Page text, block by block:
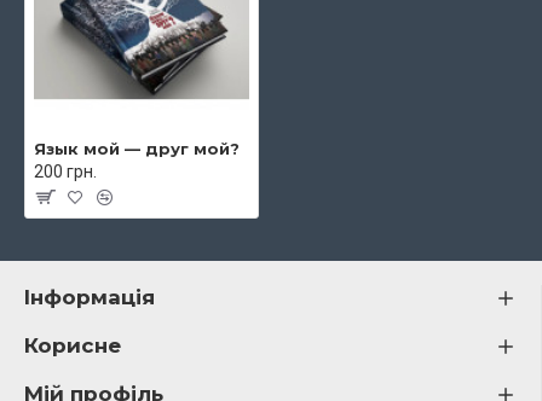
Язык мой — друг мой?
200 грн.
Інформація
Корисне
Мій профіль